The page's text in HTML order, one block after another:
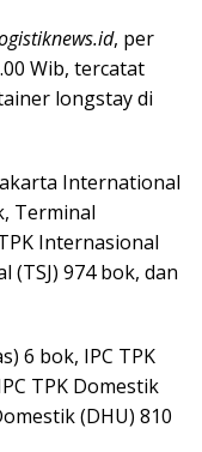
, per
Wib, tercatat
longstay di
International
Terminal
Internasional
(TSJ) 974 bok, dan
6 bok, IPC TPK
TPK Domestik
(DHU) 810